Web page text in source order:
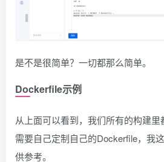
是不是很简单？一切都那么简单。
Dockerfile示例
从上面可以看到，我们所有的构建
需要自己定制自己的Dockerfile，我
供参考。